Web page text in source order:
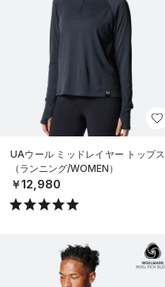
UAウール ミッドレイヤー トップス
（ランニング/WOMEN）
￥12,980